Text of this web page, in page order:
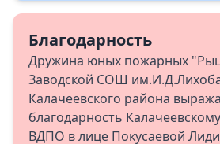
Благодарность
Дружина юных пожарных
Заводской СОШ
Калачеевского района
благодарность
ВДПО в лице Покусаевой